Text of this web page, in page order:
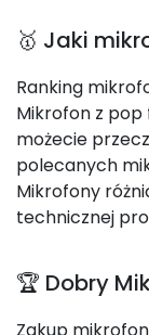
🥇 Jaki
Ranking
Mikrofon z pop
możecie
polecanych
Mikrofony
technicznej
🏆 Dobry